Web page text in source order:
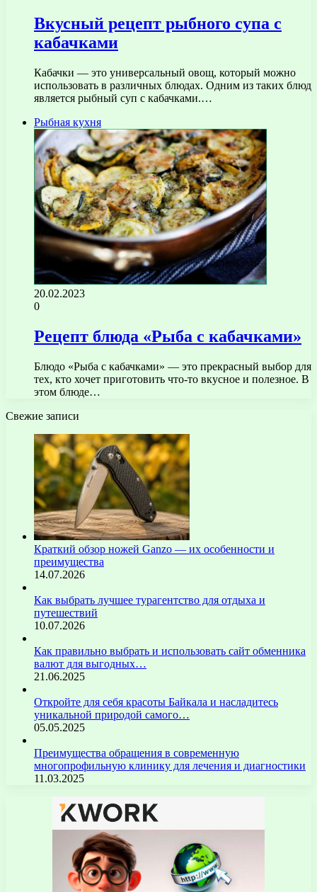
Вкусный рецепт рыбного супа с
кабачками
Кабачки — это универсальный овощ, который можно
использовать в различных блюдах. Одним из таких блюд
является рыбный суп с кабачками.…
Рыбная кухня
20.02.2023
0
Рецепт блюда «Рыба с кабачками»
Блюдо «Рыба с кабачками» — это прекрасный выбор для
тех, кто хочет приготовить что-то вкусное и полезное. В
этом блюде…
Свежие записи
Краткий обзор ножей Ganzo — их особенности и
преимущества
14.07.2026
Как выбрать лучшее турагентство для отдыха и
путешествий
10.07.2026
Как правильно выбрать и использовать сайт обменника
валют для выгодных…
21.06.2025
Откройте для себя красоты Байкала и насладитесь
уникальной природой самого…
05.05.2025
Преимущества обращения в современную
многопрофильную клинику для лечения и диагностики
11.03.2025